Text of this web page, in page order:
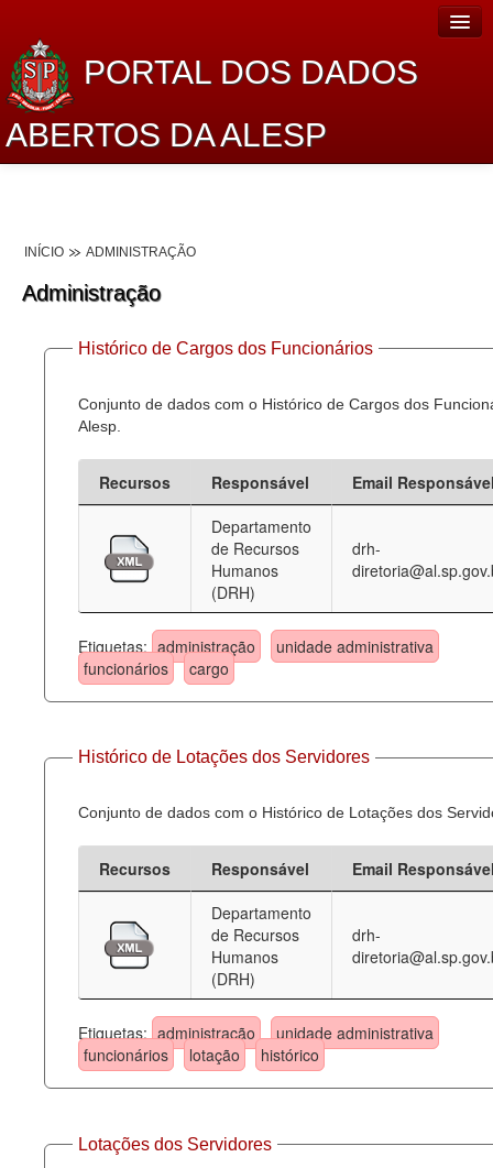
PORTAL DOS DADOS
ABERTOS DA ALESP
Dados Abertos Alesp
Lei de Acesso à Informação
Dados Governamentais Abertos
Planejamento
Catálogo de dados
Processo Legislativo
Administração
Legislação
Agenda
Perguntas frequentes
Contato
INÍCIO ADMINISTRAÇÃO
Administração
Histórico de Cargos dos Funcionários
Conjunto de dados com o Histórico de Cargos dos
Alesp.
Recursos Responsável
Email
Departamento
de Recursos
Humanos
(DRH)
drh-
Etiquetas: administração
unidade administrativa
funcionários
cargo
Histórico de Lotações dos Servidores
Conjunto de dados com o Histórico de Lotações dos
Recursos Responsável
Email
Departamento
de Recursos
Humanos
(DRH)
drh-
Etiquetas: administração
unidade administrativa
funcionários
lotação histórico
Lotações dos Servidores